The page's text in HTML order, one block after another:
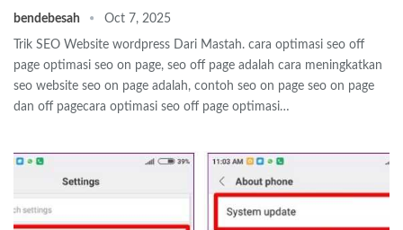
bendebesah Oct 7, 2025
Trik SEO Website wordpress Dari Mastah. cara optimasi seo off
page optimasi seo on page, seo off page adalah cara meningkatkan
seo website seo on page adalah, contoh seo on page seo on page
dan off pagecara optimasi seo off page optimasi…